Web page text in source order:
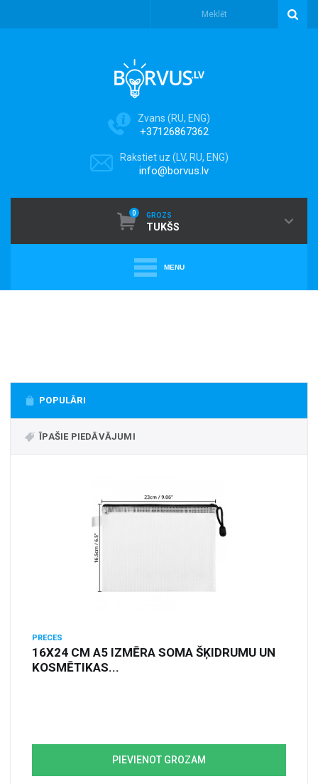
Zvans (RU, ENG)
+37126867362
Rakstiet uz (LV, RU, ENG)
info@borvus.lv
0 GROZS
TUKŠS
MENU
+
CITS
+
DĀRZA TEHNIKA
POPULĀRI
ĪPAŠIE PIEDĀVĀJUMI
PRECES
16X24 CM A5 IZMĒRA SOMA ŠĶIDRUMU UN
KOSMĒTIKAS...
PIEVIENOT GROZAM